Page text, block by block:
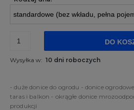
DO
Wysyłka w: 10 dni roboczych
- duże donice do ogrodu - donice
taras i balkon - okrągłe donice
produkcji